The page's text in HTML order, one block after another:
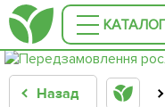
КАТАЛОГ
Назад